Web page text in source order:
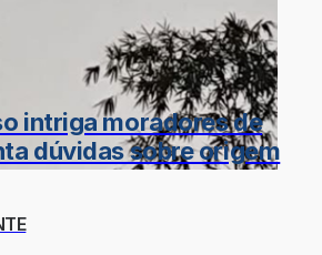
intriga moradores de
dúvidas sobre origem